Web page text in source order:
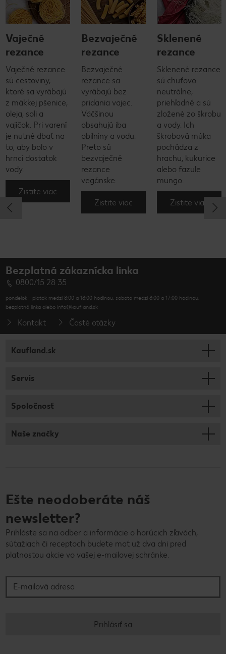
Vaječné
rezance
Vaječné rezance
sú cestoviny,
ktoré sa vyrábajú
z mäkkej pšenice,
oleja, soli a
vajíčok. Pri varení
je nutné dbať na
to, aby bolo v
hrnci dostatok
vody.
Zistite viac
Bezvaječné
rezance
Bezvaječné
rezance sa
vyrábajú bez
pridania vajec.
Väčšinou
obsahujú iba
obilniny a vodu.
Preto sú
bezvaječné
rezance
vegánske.
Zistite viac
Sklenené
rezance
Sklenené rezance
sú chuťovo
neutrálne,
priehľadné a sú
zložené zo škrobu
a vody. Ich
škrobová múka
pochádza z
hrachu, kukurice
alebo fazule
mungo.
Zistite viac
Bezplatná zákaznícka linka
0800/15 28 35
pondelok - piatok medzi 8:00 a 18:00 hodinou, sobota medzi 8:00 a 17:00 hodinou,
bezplatná linka alebo info@kaufland.sk
Kontakt Časté otázky
Kaufland.sk
Servis
Spoločnosť
Naše značky
Ešte neodoberáte náš
newsletter?
Prihláste sa na odber a informácie o horúcich zľavách,
súťažiach či receptoch budete mať už dva dni pred
platnosťou akcie vo vašej e-mailovej schránke.
Prihlásiť sa